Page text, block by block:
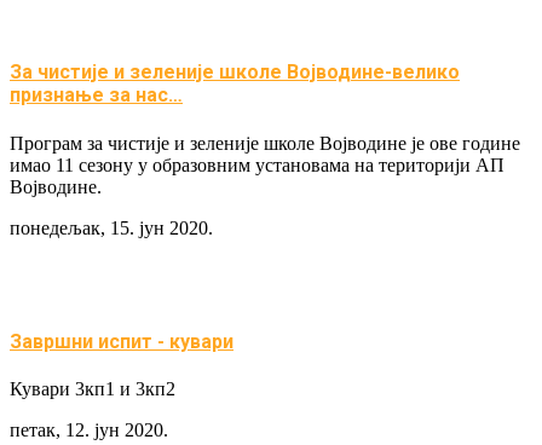
За чистије и зеленије школе Војводине-велико
признање за нас…
Програм за чистије и зеленије школе Војводине је ове године
имао 11 сезону у образовним установама на територији АП
Војводине.
понедељак, 15. јун 2020.
Завршни испит - кувари
Кувари 3кп1 и 3кп2
петак, 12. јун 2020.